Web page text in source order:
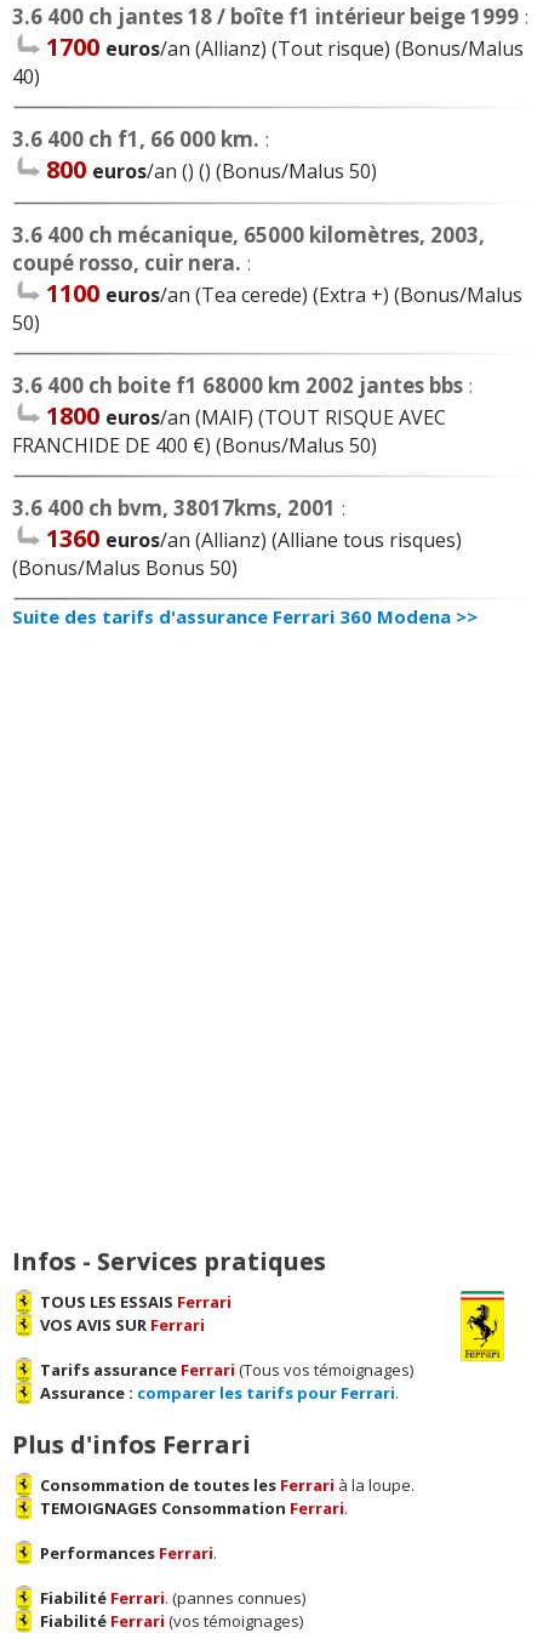
3.6 400 ch jantes 18 / boîte f1 intérieur beige 1999 :
1700 euros/an (Allianz) (Tout risque) (Bonus/Malus
40)
3.6 400 ch f1, 66 000 km. :
800 euros/an () () (Bonus/Malus 50)
3.6 400 ch mécanique, 65000 kilomètres, 2003,
coupé rosso, cuir nera. :
1100 euros/an (Tea cerede) (Extra +) (Bonus/Malus
50)
3.6 400 ch boite f1 68000 km 2002 jantes bbs :
1800 euros/an (MAIF) (TOUT RISQUE AVEC
FRANCHIDE DE 400 €) (Bonus/Malus 50)
3.6 400 ch bvm, 38017kms, 2001 :
1360 euros/an (Allianz) (Alliane tous risques)
(Bonus/Malus Bonus 50)
Suite des tarifs d'assurance Ferrari 360 Modena >>
Infos - Services pratiques
TOUS LES ESSAIS Ferrari
VOS AVIS SUR Ferrari
Tarifs assurance Ferrari (Tous vos témoignages)
Assurance : comparer les tarifs pour Ferrari.
Plus d'infos Ferrari
Consommation de toutes les Ferrari à la loupe.
TEMOIGNAGES Consommation Ferrari.
Performances Ferrari.
Fiabilité Ferrari. (pannes connues)
Fiabilité Ferrari (vos témoignages)